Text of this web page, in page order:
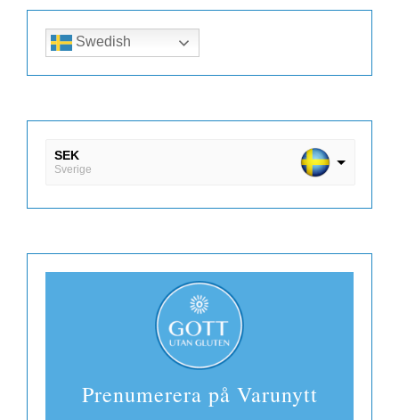
Swedish
SEK
Sverige
EUR
Prenumerera på Varunytt